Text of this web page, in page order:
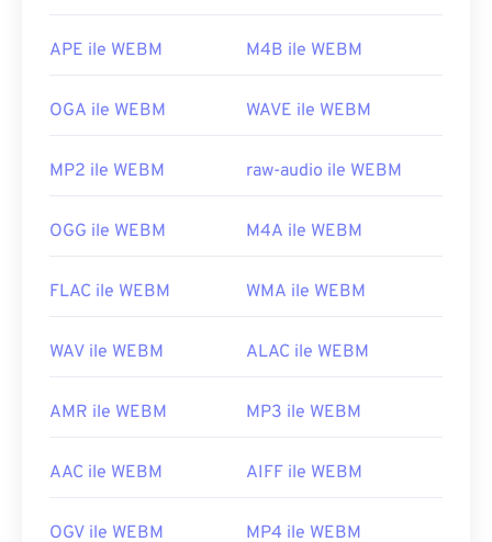
İlk yayın tarihi:
https://tr.wikipedia.org/wiki/WebM
APE ile WEBM M4B ile WEBM
OGA ile WEBM WAVE ile WEBM
MP2 ile WEBM raw-audio ile WEBM
OGG ile WEBM M4A ile WEBM
FLAC ile WEBM WMA ile WEBM
WAV ile WEBM ALAC ile WEBM
AMR ile WEBM MP3 ile WEBM
AAC ile WEBM AIFF ile WEBM
OGV ile WEBM MP4 ile WEBM